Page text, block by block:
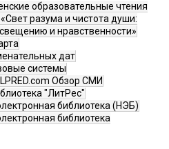
образовательные чтения
«Свет разума и чистота души:
и нравственности»
дат
системы
Обзор СМИ
"ЛитРес"
библиотека (НЭБ)
библиотека